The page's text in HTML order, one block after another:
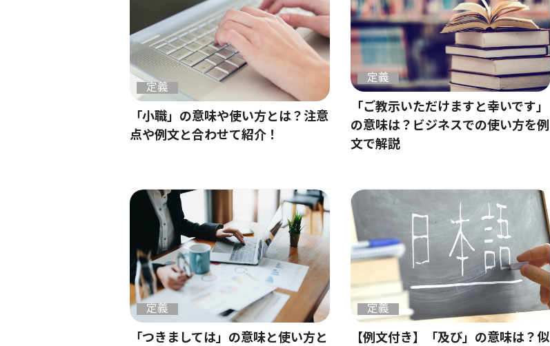
定義
「小職」の意味や使い方とは？注意
点や例文と合わせて紹介！
定義
「ご教示いただけますと幸いです」
の意味は？ビジネスでの使い方を例
文で解説
定義
「つきましては」の意味と使い方と
定義
【例文付き】「及び」の意味は？似